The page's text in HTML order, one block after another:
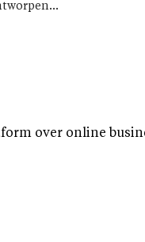
over online